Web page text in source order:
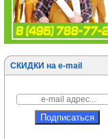
СКИДКИ на e-mail